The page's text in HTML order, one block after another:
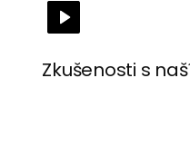
Zkušenosti s